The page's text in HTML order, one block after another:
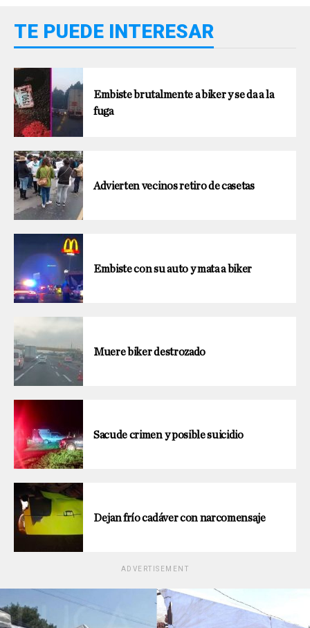
TE PUEDE INTERESAR
Embiste brutalmente a biker y se da a la
fuga
Advierten vecinos retiro de casetas
Embiste con su auto y mata a biker
Muere biker destrozado
Sacude crimen y posible suicidio
Dejan frío cadáver con narcomensaje
ADVERTISEMENT